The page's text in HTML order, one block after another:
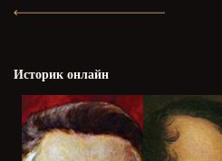
Историк онлайн